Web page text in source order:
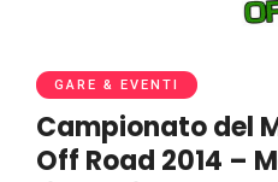
GARE & EVENTI
Campionato del
Off Road 2014 –